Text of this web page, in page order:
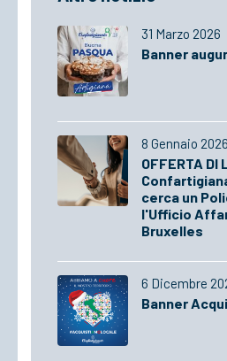
31 Marzo 2026
Banner
8 Gennaio 2026
OFFERTA DI
cerca un
l'Ufficio
Bruxelles
6 Dicembre
Banner